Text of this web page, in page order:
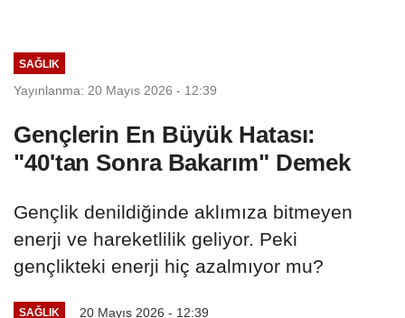
SAĞLIK
Yayınlanma: 20 Mayıs 2026 - 12:39
Gençlerin En Büyük Hatası:
"40'tan Sonra Bakarım" Demek
Gençlik denildiğinde aklımıza bitmeyen
enerji ve hareketlilik geliyor. Peki
gençlikteki enerji hiç azalmıyor mu?
SAĞLIK 20 Mayıs 2026 - 12:39